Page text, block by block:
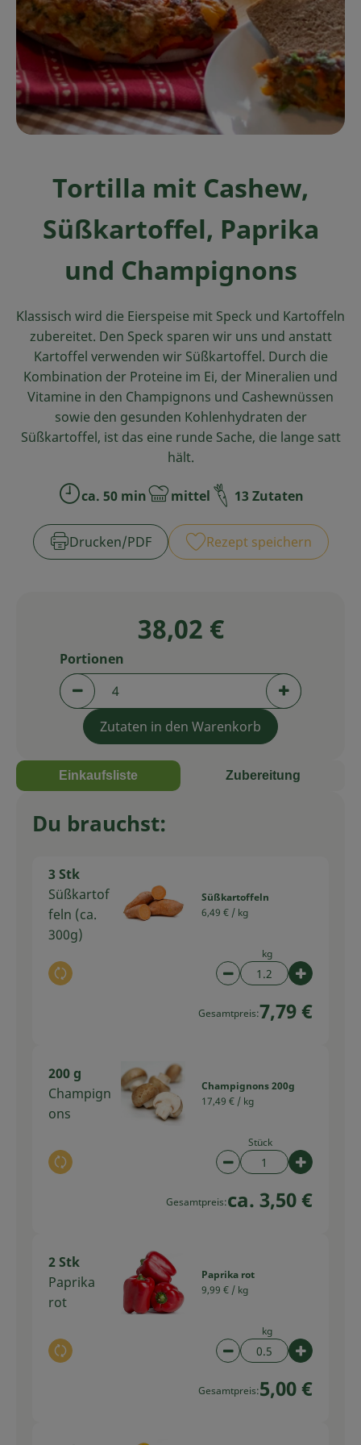
Ökokisten
Obst & Gemüse
Kühltheke
Backwaren
Getränke
Drogerie
Über uns
Blog & Aktuelles
Service
Tortilla mit Cashew,
Süßkartoffel, Paprika
und Champignons
Klassisch wird die Eierspeise mit Speck und Kartoffeln
zubereitet. Den Speck sparen wir uns und anstatt
Kartoffel verwenden wir Süßkartoffel. Durch die
Kombination der Proteine im Ei, der Mineralien und
Vitamine in den Champignons und Cashewnüssen
sowie den gesunden Kohlenhydraten der
Süßkartoffel, ist das eine runde Sache, die lange satt
hält.
Zubreitungszeit:
ca. 50 min Schwierigkeit:
mittel 13 Zutaten
Drucken​/​PDF Rezept speichern
38,02 €
Portionen verringern (aktuell 4 Portionen
Portionen
Portionen
Zutaten in den Warenkorb
Einkaufsliste Zubereitung
Du brauchst:
3 Stk
Süßkartof
feln (ca.
300g)
Auswahl ändern
Süßkartoffeln
6,49 € / kg
kg
Artikelanzahl
Gesamtpreis:7,79 €
200 g
Champign
ons
Auswahl ändern
Champignons 200g
17,49 € / kg
Stück
Artikelanzahl
Gesamtpreis:ca. 3,50 €
2 Stk
Paprika
rot
Auswahl ändern
Paprika rot
9,99 € / kg
kg
Artikelanzahl
Gesamtpreis:5,00 €